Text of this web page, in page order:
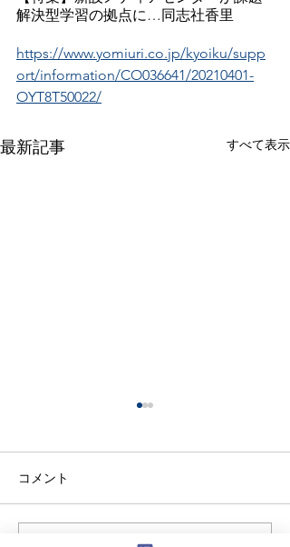
解決型学習の拠点に…同志社香里
https://www.yomiuri.co.jp/kyoiku/supp
ort/information/CO036641/20210401-
OYT8T50022/
最新記事 すべて表示
コメント